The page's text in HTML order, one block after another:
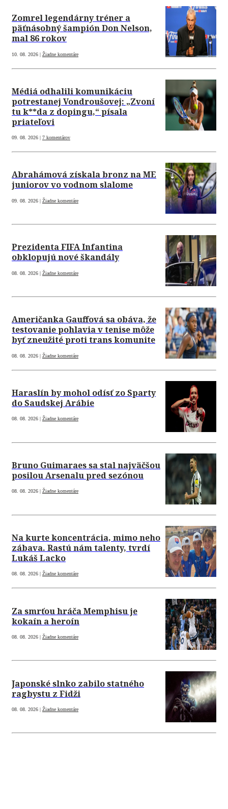
Zomrel legendárny tréner a
päťnásobný šampión Don Nelson,
mal 86 rokov
10. 08. 2026 | Žiadne komentáre
Médiá odhalili komunikáciu
potrestanej Vondroušovej: „Zvoní
tu k**da z dopingu,“ písala
priateľovi
09. 08. 2026 | 7 komentárov
Abrahámová získala bronz na ME
juniorov vo vodnom slalome
09. 08. 2026 | Žiadne komentáre
Prezidenta FIFA Infantina
obklopujú nové škandály
08. 08. 2026 | Žiadne komentáre
Američanka Gauffová sa obáva, že
testovanie pohlavia v tenise môže
byť zneužité proti trans komunite
08. 08. 2026 | Žiadne komentáre
Haraslín by mohol odísť zo Sparty
do Saudskej Arábie
08. 08. 2026 | Žiadne komentáre
Bruno Guimaraes sa stal najväčšou
posilou Arsenalu pred sezónou
08. 08. 2026 | Žiadne komentáre
Na kurte koncentrácia, mimo neho
zábava. Rastú nám talenty, tvrdí
Lukáš Lacko
08. 08. 2026 | Žiadne komentáre
Za smrťou hráča Memphisu je
kokaín a heroín
08. 08. 2026 | Žiadne komentáre
Japonské slnko zabilo statného
ragbystu z Fidži
08. 08. 2026 | Žiadne komentáre